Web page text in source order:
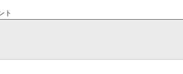
ト